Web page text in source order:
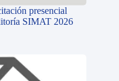
presencial
SIMAT 2026